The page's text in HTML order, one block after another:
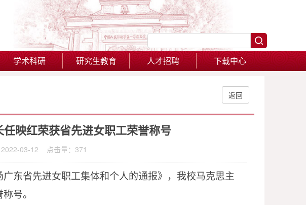
学术科研 研究生教育 人才招聘 下载中心
返回
映红荣获省先进女职工荣誉称号
03-12 点击量： 371
东省先进女职工集体和个人的通报》，我校马克思主
号。